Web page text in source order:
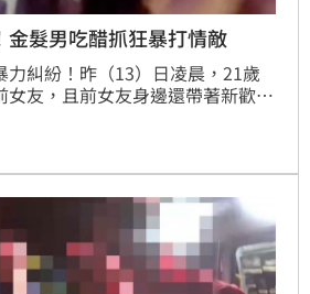
金髮男吃醋抓狂暴打情敵
力糾紛！昨（13）日凌晨，21歲
女友，且前女友身邊還帶著新歡現
生口角衝突，隨後突然朝王男臉
辦。